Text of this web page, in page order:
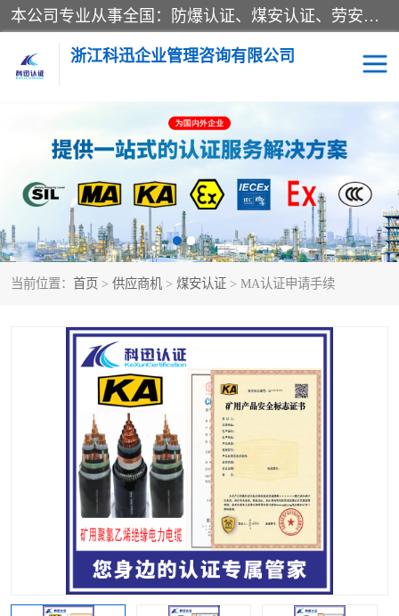
本公司专业从事全国：防爆认证、煤安认证、劳安认证、体系认证、产品认证、ATEX认证、IECEX认证、消防产品认证、生产认可证、验厂指导、认证技术支持、企业管理策划等一站式咨询服务。 用我们的智慧、经验、真诚与勤恳，分享成长的喜悦！ 全国24小时咨询热线：* 认证咨询：张老师（全国*）
浙江科迅企业管理咨询有限公司
当前位置： 首页 > 供应商机 > 煤安认证 > MA认证申请手续
煤安认证 防爆CCC认证
防爆合格证 矿安认证
劳安认证